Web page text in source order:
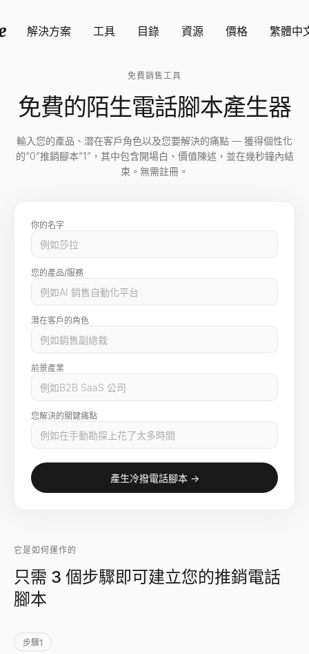
解決方案 工具 目錄 資源 價格 繁體中
免費銷售工具
免費的陌生電話腳本產生器
輸入您的產品、潛在客戶角色以及您要解決的痛點 — 獲得個性化
的“0”推銷腳本“1”，其中包含開場白、價值陳述，並在幾秒鐘內結
束。無需註冊。
你的名字
您的產品/服務
潛在客戶的角色
前景產業
您解決的關鍵痛點
產生冷撥電話腳本 →
它是如何運作的
只需 3 個步驟即可建立您的推銷電話
腳本
步驟1